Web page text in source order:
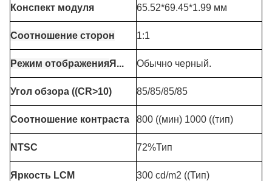
Конспект модуля 65.52*69.45*1.99 мм
Соотношение сторон 1:1
Режим отображенияЯ... Обычно черный.
Угол обзора ((CR>10) 85/85/85/85
Соотношение контраста 800 ((мин) 1000 ((тип)
NTSC 72%Тип
Яркость LCM 300 cd/m2 ((Тип)